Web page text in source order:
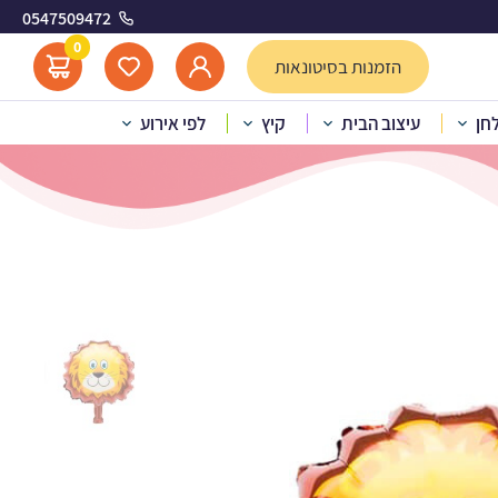
0547509472
הזמנות בסיטונאות
0
עיצוב הבית קיץ לפי אירוע אריה גדול